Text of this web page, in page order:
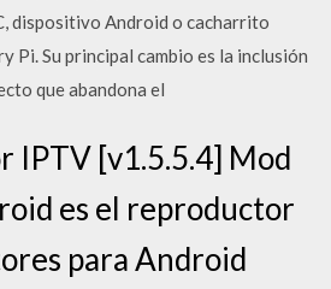
dispositivo Android o cacharrito
Pi. Su principal cambio es la inclusión
que abandona el
IPTV [v1.5.5.4] Mod
es el reproductor
para Android